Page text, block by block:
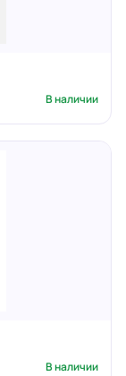
В наличии
В наличии